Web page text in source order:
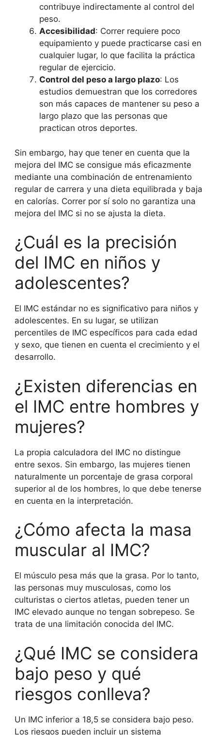
contribuye indirectamente al control del
peso.
Accesibilidad: Correr requiere poco
equipamiento y puede practicarse casi en
cualquier lugar, lo que facilita la práctica
regular de ejercicio.
Control del peso a largo plazo: Los
estudios demuestran que los corredores
son más capaces de mantener su peso a
largo plazo que las personas que
practican otros deportes.
Sin embargo, hay que tener en cuenta que la
mejora del IMC se consigue más eficazmente
mediante una combinación de entrenamiento
regular de carrera y una dieta equilibrada y baja
en calorías. Correr por sí solo no garantiza una
mejora del IMC si no se ajusta la dieta.
¿Cuál es la precisión
del IMC en niños y
adolescentes?
El IMC estándar no es significativo para niños y
adolescentes. En su lugar, se utilizan
percentiles de IMC específicos para cada edad
y sexo, que tienen en cuenta el crecimiento y el
desarrollo.
¿Existen diferencias en
el IMC entre hombres y
mujeres?
La propia calculadora del IMC no distingue
entre sexos. Sin embargo, las mujeres tienen
naturalmente un porcentaje de grasa corporal
superior al de los hombres, lo que debe tenerse
en cuenta en la interpretación.
¿Cómo afecta la masa
muscular al IMC?
El músculo pesa más que la grasa. Por lo tanto,
las personas muy musculosas, como los
culturistas o ciertos atletas, pueden tener un
IMC elevado aunque no tengan sobrepeso. Se
trata de una limitación conocida del IMC.
¿Qué IMC se considera
bajo peso y qué
riesgos conlleva?
Un IMC inferior a 18,5 se considera bajo peso.
Los riesgos pueden incluir un sistema